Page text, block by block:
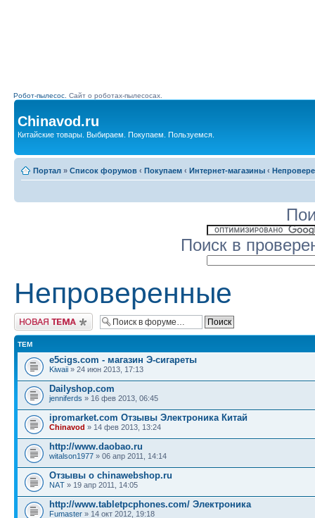
Робот-пылесос. Сайт о роботах-пылесосах.
Chinavod.ru
Китайские товары. Выбираем. Покупаем. Пользуемся.
Портал » Список форумов ‹ Покупаем ‹ Интернет-магазины ‹
Поиск в
Непроверенные
Начать новую тему
ТЕМ
e5cigs.com - магазин Э-сигареты
Kiwaii » 24 июн 2013, 17:13
Dailyshop.com
jenniferds » 16 фев 2013, 06:45
ipromarket.com Отзывы Электроника Китай
Chinavod » 14 фев 2013, 13:24
http://www.daobao.ru
witalson1977 » 06 апр 2011, 14:14
Отзывы о chinаwebshop.ru
NАT » 19 апр 2011, 14:05
http://www.tabletpcphones.com/ Электроника
Fumaster » 14 окт 2012, 19:18